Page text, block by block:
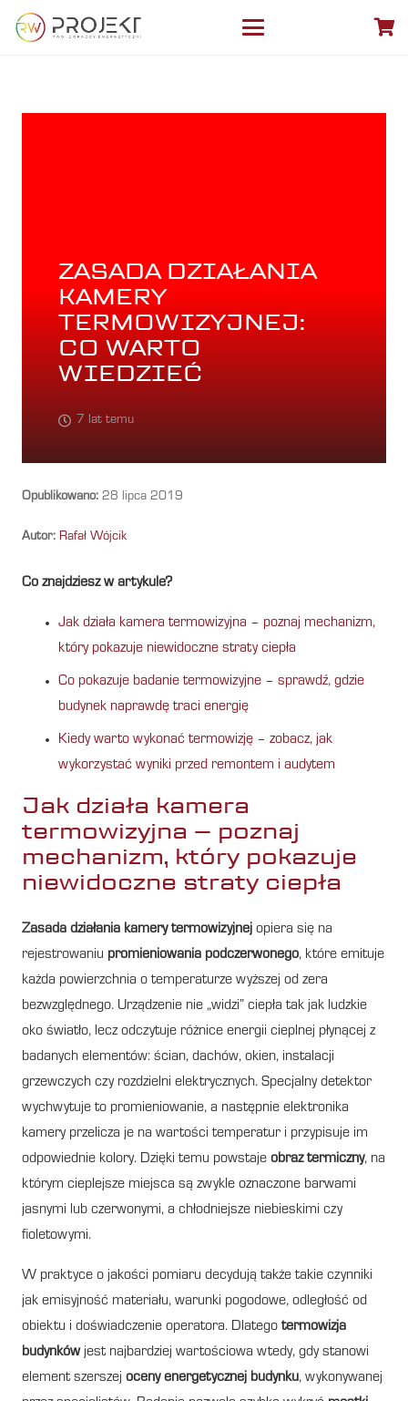
ZASADA DZIAŁANIA
KAMERY
TERMOWIZYJNEJ:
CO WARTO
WIEDZIEĆ
7 lat temu
Opublikowano: 28 lipca 2019
Autor: Rafał Wójcik
Co znajdziesz w artykule?
Jak działa kamera termowizyjna – poznaj mechanizm,
który pokazuje niewidoczne straty ciepła
Co pokazuje badanie termowizyjne – sprawdź, gdzie
budynek naprawdę traci energię
Kiedy warto wykonać termowizję – zobacz, jak
wykorzystać wyniki przed remontem i audytem
Jak działa kamera
termowizyjna – poznaj
mechanizm, który pokazuje
niewidoczne straty ciepła
Zasada działania kamery termowizyjnej opiera się na
rejestrowaniu promieniowania podczerwonego, które emituje
każda powierzchnia o temperaturze wyższej od zera
bezwzględnego. Urządzenie nie „widzi” ciepła tak jak ludzkie
oko światło, lecz odczytuje różnice energii cieplnej płynącej z
badanych elementów: ścian, dachów, okien, instalacji
grzewczych czy rozdzielni elektrycznych. Specjalny detektor
wychwytuje to promieniowanie, a następnie elektronika
kamery przelicza je na wartości temperatur i przypisuje im
odpowiednie kolory. Dzięki temu powstaje obraz termiczny, na
którym cieplejsze miejsca są zwykle oznaczone barwami
jasnymi lub czerwonymi, a chłodniejsze niebieskimi czy
fioletowymi.
W praktyce o jakości pomiaru decydują także takie czynniki
jak emisyjność materiału, warunki pogodowe, odległość od
obiektu i doświadczenie operatora. Dlatego termowizja
budynkówjest najbardziej wartościowa wtedy, gdy stanowi
element szerszej oceny energetycznej budynku, wykonywanej